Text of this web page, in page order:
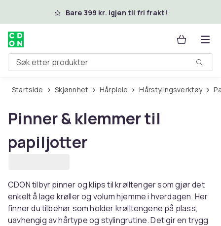
Hopp til hovedinnholdBare 399 kr. igjen til fri frakt!
Søk etter produkter
Startside Skjønnhet Hårpleie Hårstylingsverktøy
Pinner & klemmer til
papiljotter
CDON tilbyr pinner og klips til krølltenger som gjør det
enkelt å lage krøller og volum hjemme i hverdagen. Her
finner du tilbehør som holder krølltengene på plass,
uavhengig av hårtype og stylingrutine. Det gir en trygg